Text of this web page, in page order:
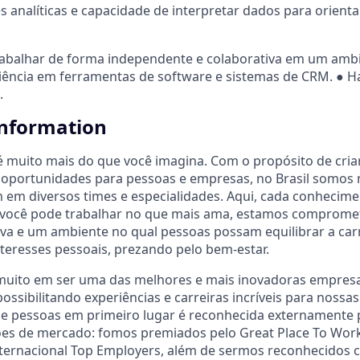
analíticas e capacidade de interpretar dados para
de forma independente e colaborativa em um
em ferramentas de software e sistemas de CRM. ●
muito mais do que você imagina. Com o propósito de
para pessoas e empresas, no Brasil somos
em diversos times e especialidades. Aqui, cada
pode trabalhar no que mais ama, estamos
e um ambiente no qual pessoas possam equilibrar a
pessoais, prezando pelo bem-estar.
em ser uma das melhores e mais inovadoras
experiências e carreiras incríveis para
pessoas em primeiro lugar é reconhecida externamente
de mercado: fomos premiados pelo Great Place To
Top Employers, além de sermos reconhecidos